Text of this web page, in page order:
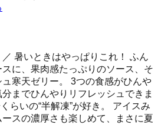
暑いときはやっぱりこれ！ ふん
に、果肉感たっぷりのソース、そ
寒天ゼリー。 3つの食感がひんや
までひんやりリフレッシュできま
らいの“半解凍”が好き。 アイスみ
スの濃厚さも楽しめて、まさに夏